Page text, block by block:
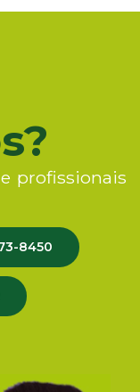
profissionais
8450